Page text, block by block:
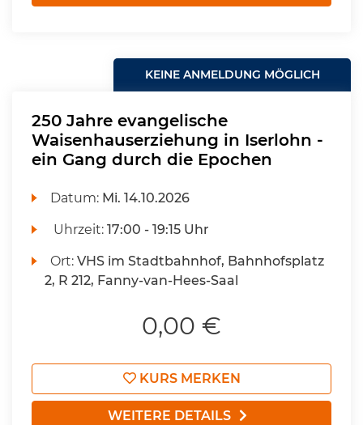
KEINE ANMELDUNG MÖGLICH
250 Jahre evangelische
Waisenhauserziehung in Iserlohn -
ein Gang durch die Epochen
Datum: Mi. 14.10.2026
Uhrzeit:17:00 - 19:15 Uhr
Ort:VHS im Stadtbahnhof, Bahnhofsplatz
2, R 212, Fanny-van-Hees-Saal
0,00 €
KURS MERKEN
WEITERE DETAILS